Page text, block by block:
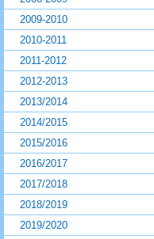
2009-2010
2010-2011
2011-2012
2012-2013
2013/2014
2014/2015
2015/2016
2016/2017
2017/2018
2018/2019
2019/2020